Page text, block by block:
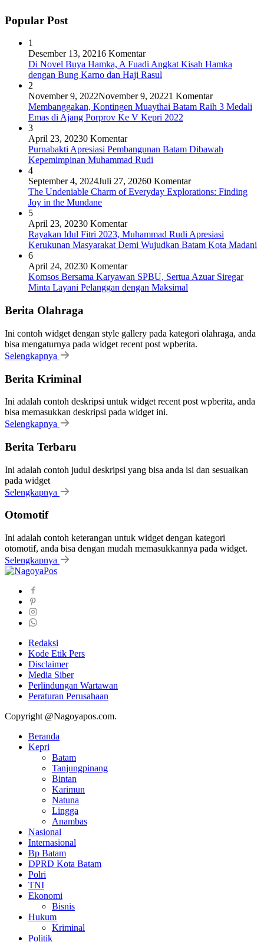
Popular Post
1
Desember 13, 20216 Komentar
Di Novel Buya Hamka, A Fuadi Angkat Kisah Hamka
dengan Bung Karno dan Haji Rasul
2
November 9, 2022November 9, 20221 Komentar
Membanggakan, Kontingen Muaythai Batam Raih 3 Medali
Emas di Ajang Porprov Ke V Kepri 2022
3
April 23, 20230 Komentar
Purnabakti Apresiasi Pembangunan Batam Dibawah
Kepemimpinan Muhammad Rudi
4
September 4, 2024Juli 27, 20260 Komentar
The Undeniable Charm of Everyday Explorations: Finding
Joy in the Mundane
5
April 23, 20230 Komentar
Rayakan Idul Fitri 2023, Muhammad Rudi Apresiasi
Kerukunan Masyarakat Demi Wujudkan Batam Kota Madani
6
April 24, 20230 Komentar
Komsos Bersama Karyawan SPBU, Sertua Azuar Siregar
Minta Layani Pelanggan dengan Maksimal
Berita Olahraga
Ini contoh widget dengan style gallery pada kategori olahraga, anda
bisa mengaturnya pada widget recent post wpberita.
Selengkapnya
Berita Kriminal
Ini adalah contoh deskripsi untuk widget recent post wpberita, anda
bisa memasukkan deskripsi pada widget ini.
Selengkapnya
Berita Terbaru
Ini adalah contoh judul deskripsi yang bisa anda isi dan sesuaikan
pada widget
Selengkapnya
Otomotif
Ini adalah contoh keterangan untuk widget dengan kategori
otomotif, anda bisa dengan mudah memasukkannya pada widget.
Selengkapnya
Redaksi
Kode Etik Pers
Disclaimer
Media Siber
Perlindungan Wartawan
Peraturan Perusahaan
Copyright @Nagoyapos.com.
Beranda
Kepri
Batam
Tanjungpinang
Bintan
Karimun
Natuna
Lingga
Anambas
Nasional
Internasional
Bp Batam
DPRD Kota Batam
Polri
TNI
Ekonomi
Bisnis
Hukum
Kriminal
Politik